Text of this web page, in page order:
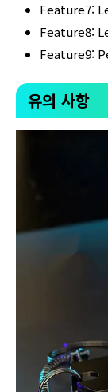
Feature7:
Feature8:
Feature9:
유의 사항